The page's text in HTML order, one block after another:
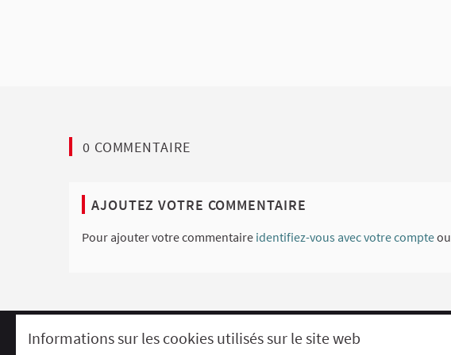
Informations sur les cookies utilisés sur le site web
0 COMMENTAIRE
AJOUTEZ VOTRE COMMENTAIRE
Pour ajouter votre commentaire identifiez-vous avec votre compteou
Comment participer ? Le R'Lab
Mentions légales